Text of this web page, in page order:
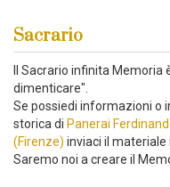
Sacrario
Il Sacrario infinita
dimenticare".
Se possiedi informazioni o
storica di Panerai
(Firenze) inviaci il materiale
Saremo noi a creare il